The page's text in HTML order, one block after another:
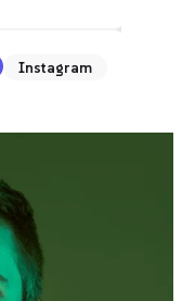
Instagram